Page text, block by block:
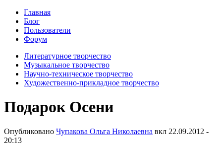
Главная
Блог
Пользователи
Форум
Литературное творчество
Музыкальное творчество
Научно-техническое творчество
Художественно-прикладное творчество
Подарок Осени
Опубликовано Чупакова Ольга Николаевна вкл 22.09.2012 -
20:13